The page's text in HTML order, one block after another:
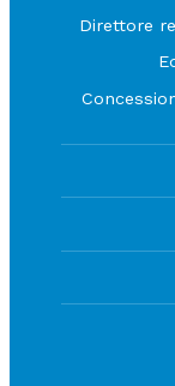
Direttore